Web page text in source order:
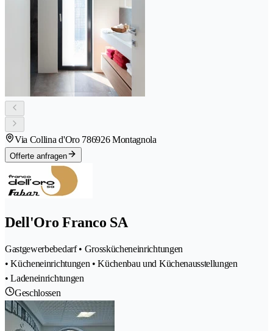
Via Collina d'Oro 786926 Montagnola
Offerte anfragen
Dell'Oro Franco SA
Gastgewerbebedarf • Grosskücheneinrichtungen
• Kücheneinrichtungen • Küchenbau und Küchenausstellungen
• Ladeneinrichtungen
Geschlossen